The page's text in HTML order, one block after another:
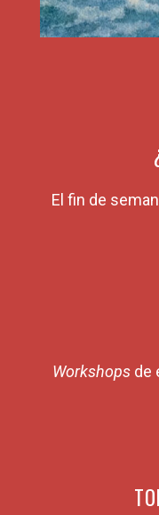
El fin de
Workshopsde